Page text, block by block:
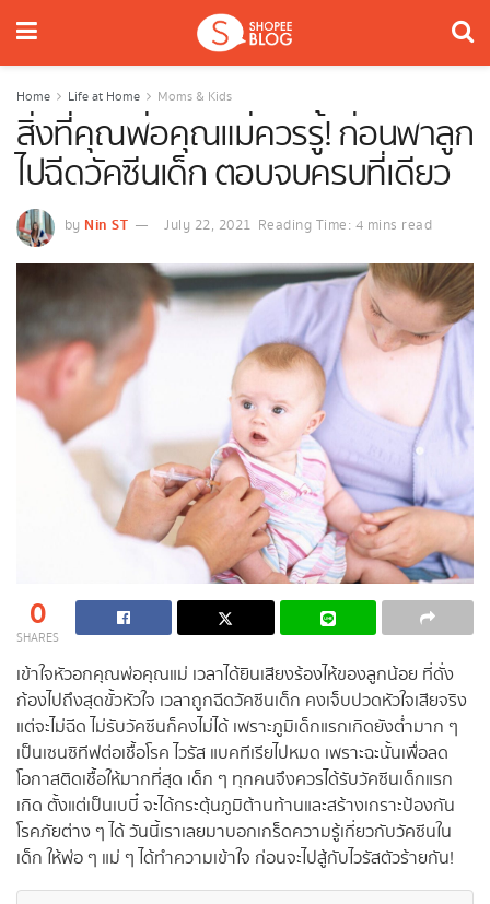
Home Life at Home Moms & Kids
สิ่งที่คุณพ่อคุณแม่ควรรู้! ก่อนพาลูก
ไปฉีดวัคซีนเด็ก ตอบจบครบที่เดียว
by Nin ST July 22, 2021 Reading Time: 4 mins read
0
SHARES
เข้าใจหัวอกคุณพ่อคุณแม่ เวลาได้ยินเสียงร้องไห้ของลูกน้อย ที่ดั่ง
ก้องไปถึงสุดขั้วหัวใจ เวลาถูกฉีดวัคซีนเด็ก คงเจ็บปวดหัวใจเสียจริง
แต่จะไม่ฉีด ไม่รับวัคซีนก็คงไม่ได้ เพราะภูมิเด็กแรกเกิดยังต่ำมาก ๆ
เป็นเซนซิทีฟต่อเชื้อโรค ไวรัส แบคทีเรียไปหมด เพราะฉะนั้นเพื่อลด
โอกาสติดเชื้อให้มากที่สุด เด็ก ๆ ทุกคนจึงควรได้รับวัคซีนเด็กแรก
เกิด ตั้งแต่เป็นเบบี๋ จะได้กระตุ้นภูมิต้านท้านและสร้างเกราะป้องกัน
โรคภัยต่าง ๆ ได้ วันนี้เราเลยมาบอกเกร็ดความรู้เกี่ยวกับวัคซีนใน
เด็ก ให้พ่อ ๆ แม่ ๆ ได้ทำความเข้าใจ ก่อนจะไปสู้กับไวรัสตัวร้ายกัน!